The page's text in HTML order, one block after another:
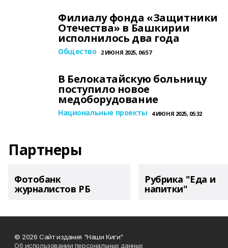
Филиалу фонда «Защитники
Отечества» в Башкирии
исполнилось два года
Общество 2 ИЮНЯ 2025, 06:57
В Белокатайскую больницу
поступило новое
медоборудование
Национальные проекты 4 ИЮНЯ 2025, 05:32
Партнеры
Фотобанк
журналистов РБ
Рубрика "Еда и
напитки"
© 2026 Сайт издания "Наши Киги"
Об использовании персональных данных